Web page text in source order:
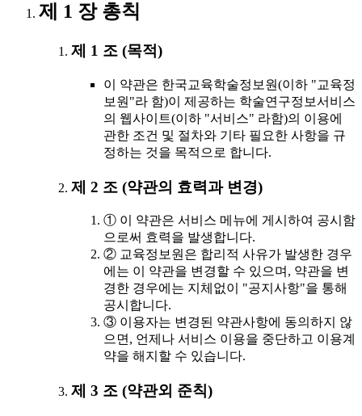
제 1 장 총칙
제 1 조 (목적)
이 약관은 한국교육학술정보원(이하 "교육정
보원"라 함)이 제공하는 학술연구정보서비스
의 웹사이트(이하 "서비스" 라함)의 이용에
관한 조건 및 절차와 기타 필요한 사항을 규
정하는 것을 목적으로 합니다.
제 2 조 (약관의 효력과 변경)
① 이 약관은 서비스 메뉴에 게시하여 공시함
으로써 효력을 발생합니다.
② 교육정보원은 합리적 사유가 발생한 경우
에는 이 약관을 변경할 수 있으며, 약관을 변
경한 경우에는 지체없이 "공지사항"을 통해
공시합니다.
③ 이용자는 변경된 약관사항에 동의하지 않
으면, 언제나 서비스 이용을 중단하고 이용계
약을 해지할 수 있습니다.
제 3 조 (약관외 준칙)